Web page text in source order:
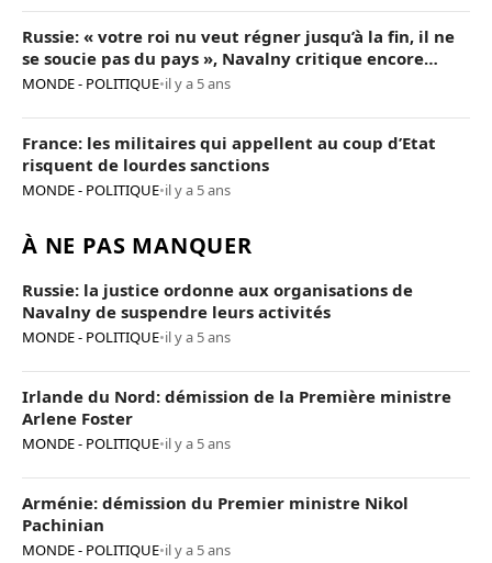
Russie: « votre roi nu veut régner jusqu’à la fin, il ne
se soucie pas du pays », Navalny critique encore
Poutine
MONDE - POLITIQUE•il y a 5 ans
France: les militaires qui appellent au coup d’Etat
risquent de lourdes sanctions
MONDE - POLITIQUE•il y a 5 ans
À NE PAS MANQUER
Russie: la justice ordonne aux organisations de
Navalny de suspendre leurs activités
MONDE - POLITIQUE•il y a 5 ans
Irlande du Nord: démission de la Première ministre
Arlene Foster
MONDE - POLITIQUE•il y a 5 ans
Arménie: démission du Premier ministre Nikol
Pachinian
MONDE - POLITIQUE•il y a 5 ans